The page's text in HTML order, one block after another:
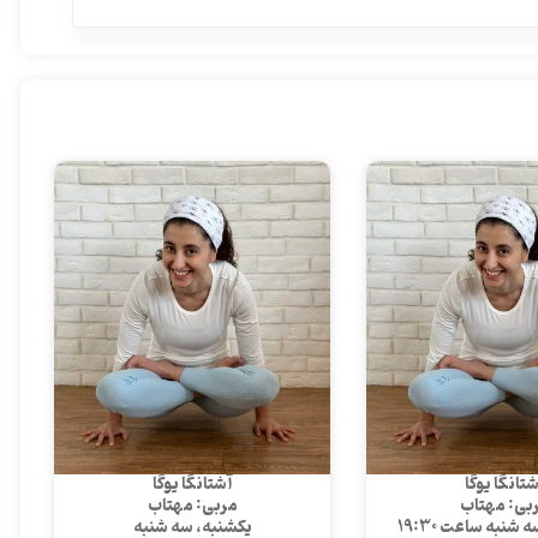
یوگا
مهتاب
ساعت 19:30
آشتانگا یوگا
مربی: مهتاب
یکشنبه، سه شنبه